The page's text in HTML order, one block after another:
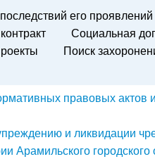
его проявлений
Социальная
Поиск
правовых актов
и ликвидации
Арамильского городского